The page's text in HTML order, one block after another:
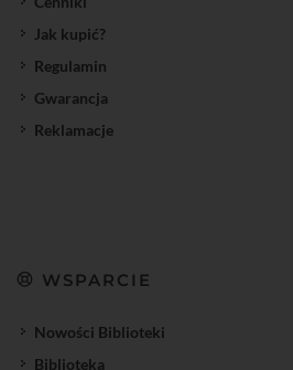
Jak kupić?
Regulamin
Gwarancja
Reklamacje
WSPARCIE
Nowości Biblioteki
Biblioteka